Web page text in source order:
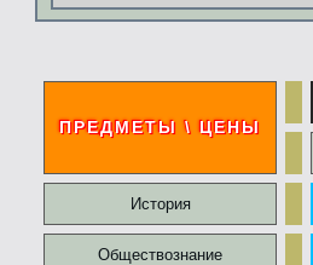
ПРЕДМЕТЫ \ ЦЕНЫ
История
Обществознание